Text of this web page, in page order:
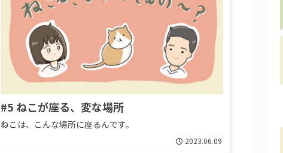
#5 ねこが座る、変な場所
ねこは、こんな場所に座るんです。
2023.06.09